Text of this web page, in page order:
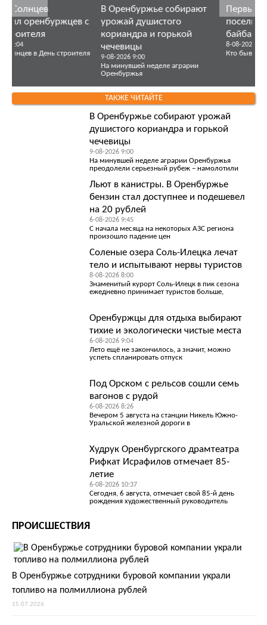
Первый пошел. Кто
поселил бронзовых
байбаков в Оренбурге
Кто бывал в Калининграде, с
В Оренбуржье
аграриев готовят со
школьной скамьи
Село Река Дема
ТАКЖЕ ЧИТАЙТЕ
В Оренбуржье собирают урожай
душистого кориандра и горькой
чечевицы
9-08-2026 9:00
На минувшей неделе аграрии Оренбуржья
преодолели серьезный рубеж – намолотили
Льют в канистры. В Оренбуржье
бензин стал доступнее и подешевел
на 20 рублей
6-08-2026 9:45
С начала месяца на некоторых АЗС региона
произошло падение цен
Соленые озера Соль-Илецка лечат
тело и испытывают нервы туристов
8-08-2026 8:00
Знаменитый курорт Соль-Илецк в пик сезона
ежедневно принимает туристов больше,
Оренбуржцы для отдыха выбирают
тихие и экологически чистые места
6-08-2026 9:04
Лето ещё не закончилось, а значит, можно
успеть спланировать отпуск
Под Орском с рельсов сошли семь
вагонов с рудой
6-08-2026 8:26
Вечером 5 августа на станции Никель Южно-
Уральской железной дороги в
Худрук Оренбургского драмтеатра
Рифкат Исрафилов отмечает 85-
летие
6-08-2026 10:37
Сегодня, 6 августа, отмечает свой 85-й день
рождения художественный руководитель
ПРОИСШЕСТВИЯ
В Оренбуржье сотрудники буровой компании украли
топливо на полмиллиона рублей
15.07.2026